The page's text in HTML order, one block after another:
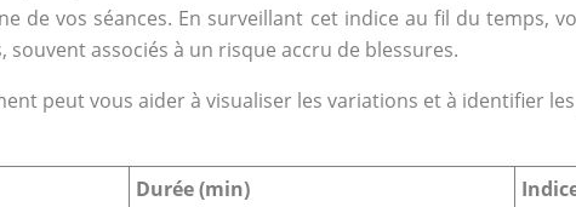
de vos séances. En surveillant cet indice au fil du temps,
associés à un risque accru de blessures.
peut vous aider à visualiser les variations et à identifier
Durée (min)